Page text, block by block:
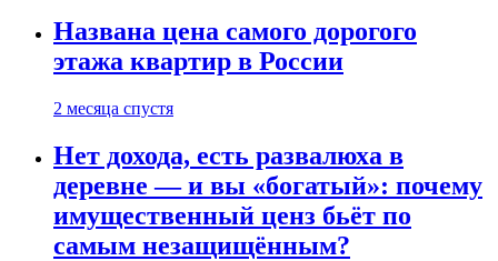
Названа цена самого дорогого
этажа квартир в России
2 месяца спустя
Нет дохода, есть развалюха в
деревне — и вы «богатый»: почему
имущественный ценз бьёт по
самым незащищённым?